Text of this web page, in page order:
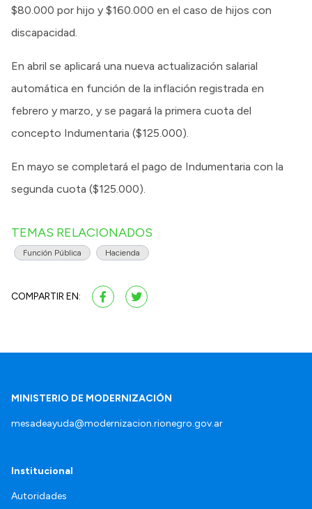
$80.000 por hijo y $160.000 en el caso de hijos con
discapacidad.
En abril se aplicará una nueva actualización salarial
automática en función de la inflación registrada en
febrero y marzo, y se pagará la primera cuota del
concepto Indumentaria ($125.000).
En mayo se completará el pago de Indumentaria con la
segunda cuota ($125.000).
TEMAS RELACIONADOS
Función Pública Hacienda
COMPARTIR EN:
MINISTERIO DE MODERNIZACIÓN
mesadeayuda@modernizacion.rionegro.gov.ar
Institucional
Autoridades